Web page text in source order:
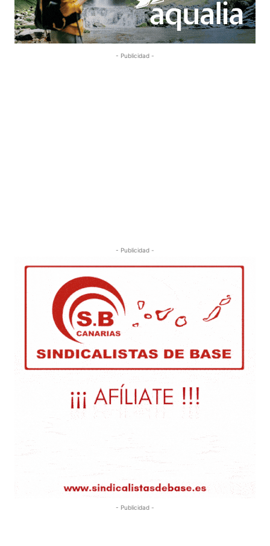
- Publicidad -
- Publicidad -
- Publicidad -